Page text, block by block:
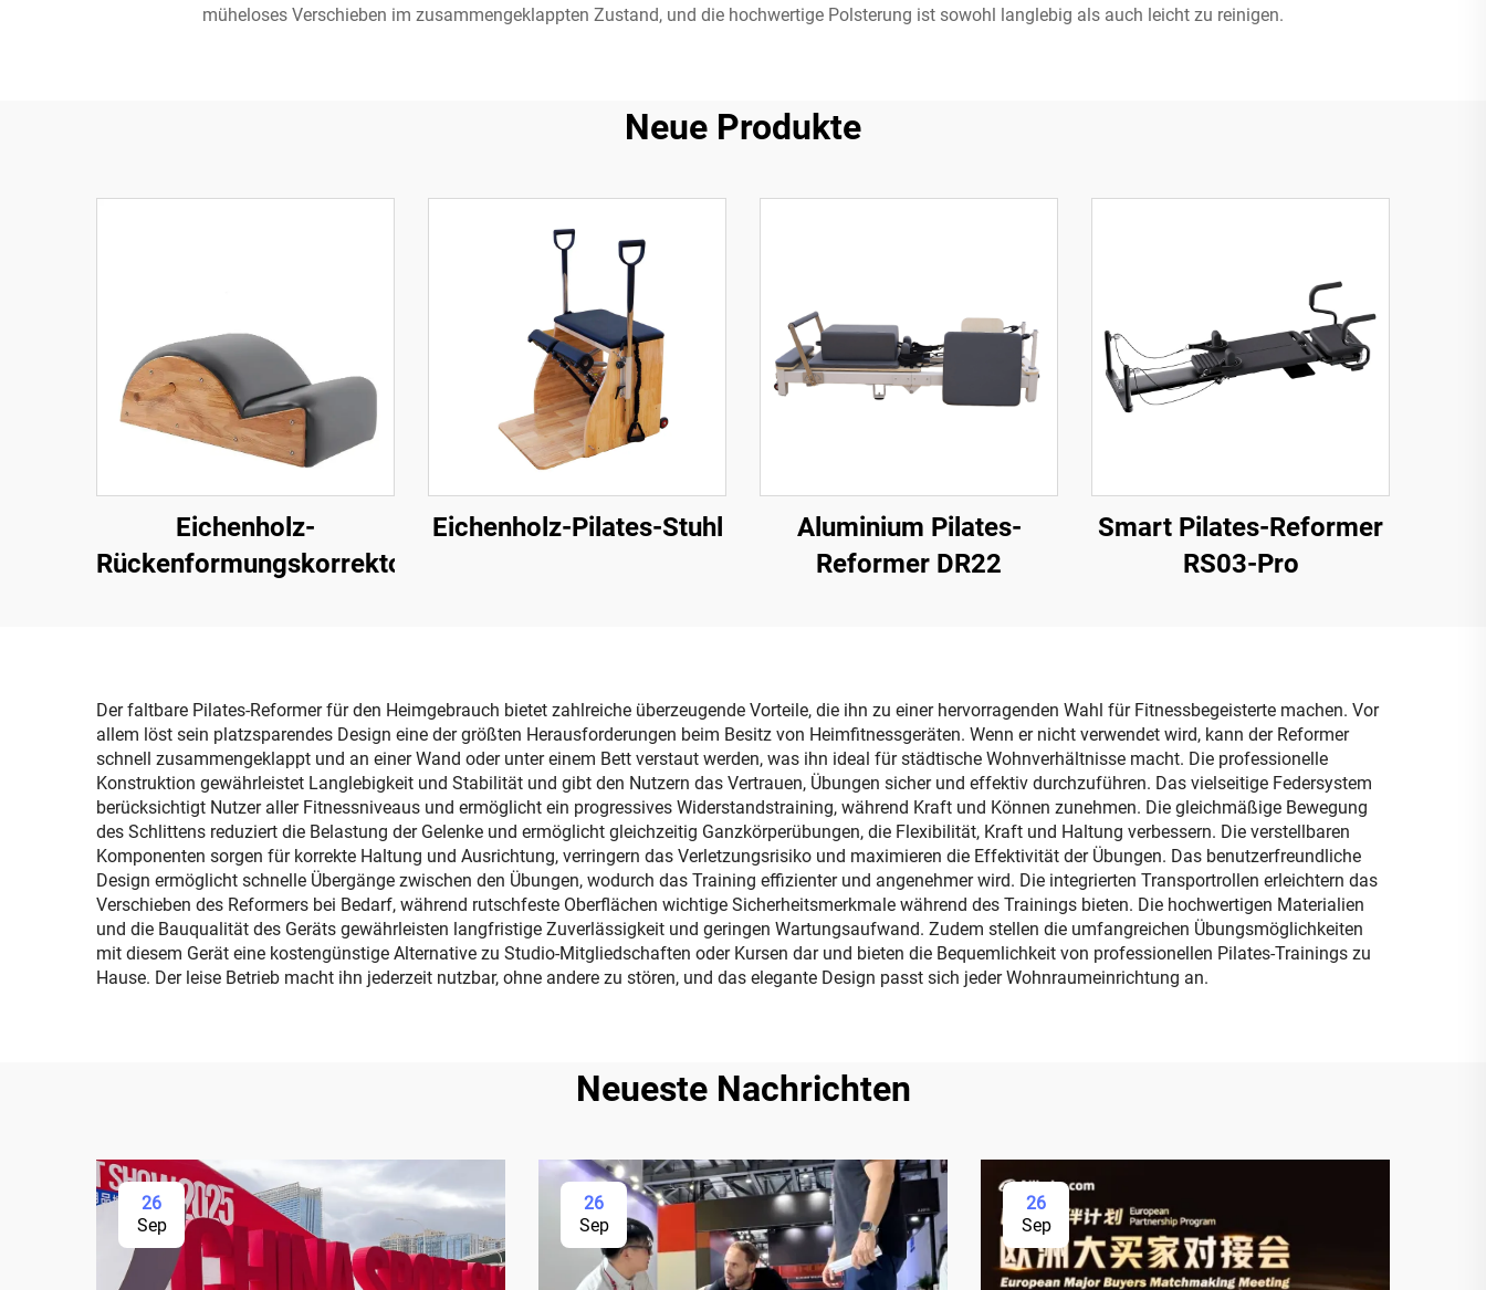
müheloses Verschieben im zusammengeklappten Zustand, und die hochwertige Polsterung ist sowohl langlebig als auch leicht zu reinigen.
Neue Produkte
Eichenholz-
Rückenformungskorrektor
Eichenholz-Pilates-Stuhl
Aluminium Pilates-
Reformer DR22
Smart Pilates-Reformer
RS03-Pro
Der faltbare Pilates-Reformer für den Heimgebrauch bietet zahlreiche überzeugende Vorteile, die ihn zu einer hervorragenden Wahl für Fitnessbegeisterte machen. Vor
allem löst sein platzsparendes Design eine der größten Herausforderungen beim Besitz von Heimfitnessgeräten. Wenn er nicht verwendet wird, kann der Reformer
schnell zusammengeklappt und an einer Wand oder unter einem Bett verstaut werden, was ihn ideal für städtische Wohnverhältnisse macht. Die professionelle
Konstruktion gewährleistet Langlebigkeit und Stabilität und gibt den Nutzern das Vertrauen, Übungen sicher und effektiv durchzuführen. Das vielseitige Federsystem
berücksichtigt Nutzer aller Fitnessniveaus und ermöglicht ein progressives Widerstandstraining, während Kraft und Können zunehmen. Die gleichmäßige Bewegung
des Schlittens reduziert die Belastung der Gelenke und ermöglicht gleichzeitig Ganzkörperübungen, die Flexibilität, Kraft und Haltung verbessern. Die verstellbaren
Komponenten sorgen für korrekte Haltung und Ausrichtung, verringern das Verletzungsrisiko und maximieren die Effektivität der Übungen. Das benutzerfreundliche
Design ermöglicht schnelle Übergänge zwischen den Übungen, wodurch das Training effizienter und angenehmer wird. Die integrierten Transportrollen erleichtern das
Verschieben des Reformers bei Bedarf, während rutschfeste Oberflächen wichtige Sicherheitsmerkmale während des Trainings bieten. Die hochwertigen Materialien
und die Bauqualität des Geräts gewährleisten langfristige Zuverlässigkeit und geringen Wartungsaufwand. Zudem stellen die umfangreichen Übungsmöglichkeiten
mit diesem Gerät eine kostengünstige Alternative zu Studio-Mitgliedschaften oder Kursen dar und bieten die Bequemlichkeit von professionellen Pilates-Trainings zu
Hause. Der leise Betrieb macht ihn jederzeit nutzbar, ohne andere zu stören, und das elegante Design passt sich jeder Wohnraumeinrichtung an.
Neueste Nachrichten
26
Sep
26
Sep
26
Sep